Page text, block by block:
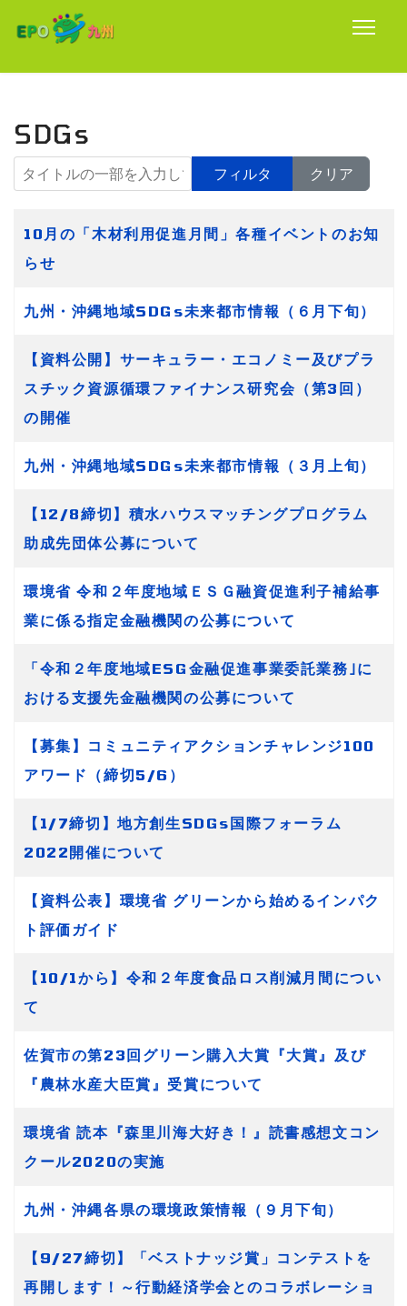
SDGs
タイトルの一部を入力してください
フィルタ クリア
タイトル
10月の「木材利用促進月間」各種イベントのお知
らせ
九州・沖縄地域SDGs未来都市情報（６月下旬）
【資料公開】サーキュラー・エコノミー及びプラ
スチック資源循環ファイナンス研究会（第3回）
の開催
九州・沖縄地域SDGs未来都市情報（３月上旬）
【12/8締切】積水ハウスマッチングプログラム
助成先団体公募について
環境省 令和２年度地域ＥＳＧ融資促進利子補給事
業に係る指定金融機関の公募について
「令和２年度地域ESG金融促進事業委託業務｣に
おける支援先金融機関の公募について
【募集】コミュニティアクションチャレンジ100
アワード（締切5/6）
【1/7締切】地方創生SDGs国際フォーラム
2022開催について
【資料公表】環境省 グリーンから始めるインパク
ト評価ガイド
【10/1から】令和２年度食品ロス削減月間につい
て
佐賀市の第23回グリーン購入大賞『大賞』及び
『農林水産大臣賞』受賞について
環境省 読本『森里川海大好き！』読書感想文コン
クール2020の実施
九州・沖縄各県の環境政策情報（９月下旬）
【9/27締切】「ベストナッジ賞」コンテストを
再開します！～行動経済学会とのコラボレーショ